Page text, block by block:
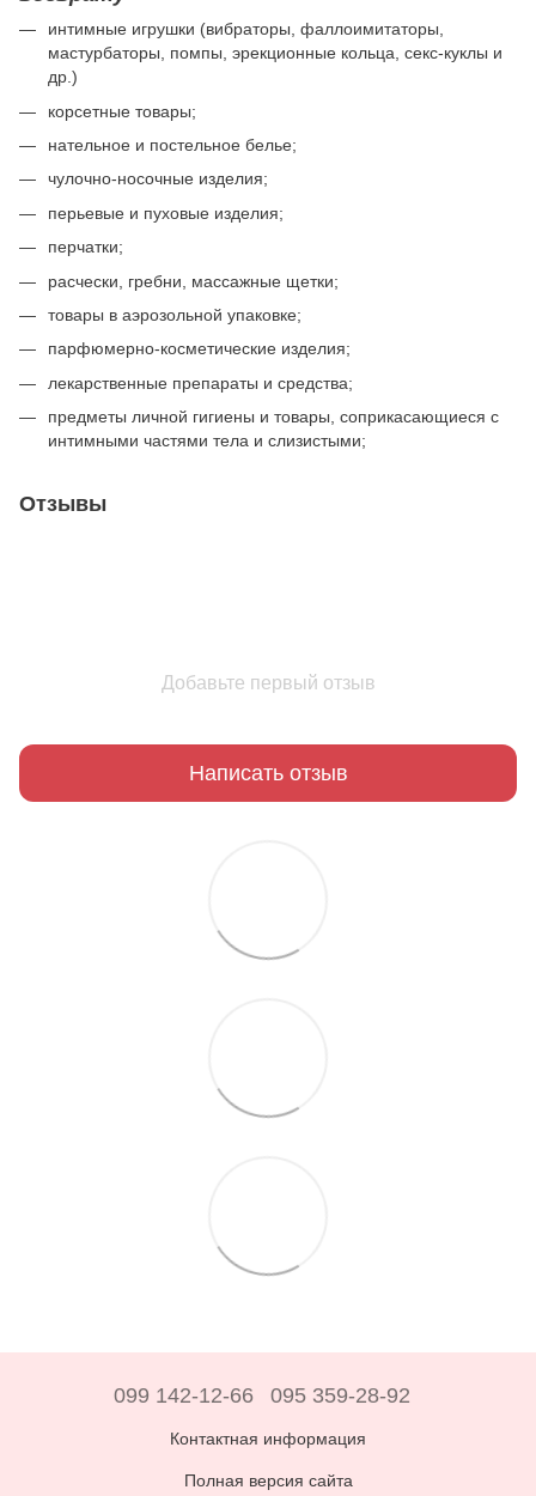
интимные игрушки (вибраторы, фаллоимитаторы,
мастурбаторы, помпы, эрекционные кольца, секс-куклы и
др.)
корсетные товары;
нательное и постельное белье;
чулочно-носочные изделия;
перьевые и пуховые изделия;
перчатки;
расчески, гребни, массажные щетки;
товары в аэрозольной упаковке;
парфюмерно-косметические изделия;
лекарственные препараты и средства;
предметы личной гигиены и товары, соприкасающиеся с
интимными частями тела и слизистыми;
Отзывы
Добавьте первый отзыв
Написать отзыв
099 142-12-66 095 359-28-92
Контактная информация
Полная версия сайта